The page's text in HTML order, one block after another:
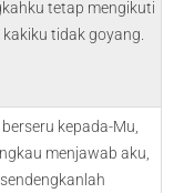
tetap mengikuti
kakiku tidak goyang.
kepada-Mu,
menjawab aku,